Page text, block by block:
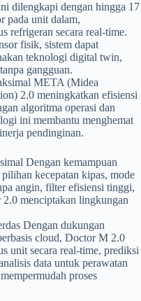
dilengkapi dengan hingga 17
pada unit dalam,
refrigeran secara real-time.
fisik, sistem dapat
teknologi digital twin,
gangguan.
META (Midea
2.0 meningkatkan efisiensi
algoritma operasi dan
ini membantu menghemat
pendinginan.
Dengan kemampuan
kecepatan kipas, mode
angin, filter efisiensi tinggi,
menciptakan lingkungan
Dengan dukungan
cloud, Doctor M 2.0
unit secara real-time, prediksi
data untuk perawatan
proses